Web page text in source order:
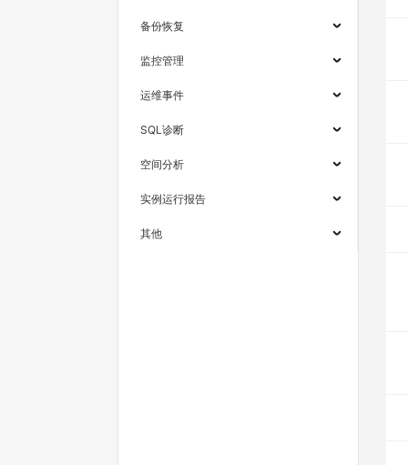
备份恢复
监控管理
运维事件
SQL诊断
空间分析
实例运行报告
其他